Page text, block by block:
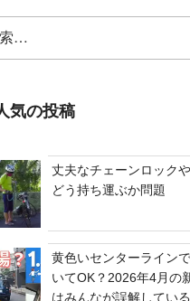
気の投稿
丈夫なチェーンロック
どう持ち運ぶか問題
黄色いセンターライン
いてOK？2026年4月の
はみんなが誤解してい